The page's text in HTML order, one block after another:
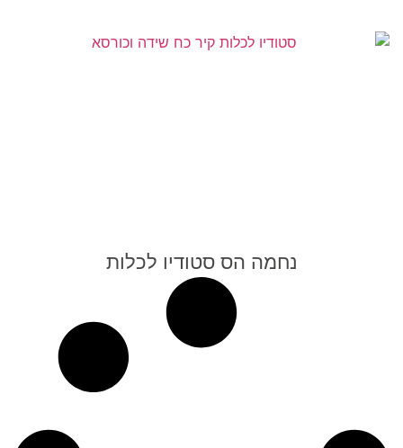
נחמה הס סטודיו לכלות